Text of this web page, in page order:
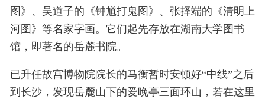
图》、吴道子的《钟馗打鬼图》、张择端的《清明上
河图》等名家字画。它们起先存放在湖南大学图书
馆，即著名的岳麓书院。
已升任故宫博物院院长的马衡暂时安顿好“中线”之后
到长沙，发现岳麓山下的爱晚亭三面环山，若在这里